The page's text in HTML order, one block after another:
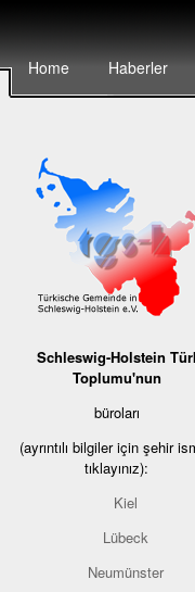
Home Haberler
Schleswig-Holstein
Toplumu'nun
büroları
(ayrıntılı bilgiler için şehir
tıklayınız):
Kiel
Lübeck
Neumünster